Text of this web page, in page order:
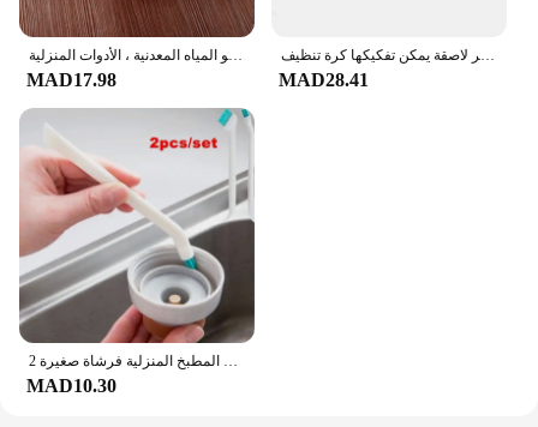
فرشاة تنظيف الزجاجات من الفولاذ المقاوم للصدأ ، فرشاة غسيل الدلو ، موزع المياه ، دلو المياه المعدنية ، الأدوات المنزلية
MAD17.98
كرة أسلاك الفولاذ غير لاصقة يمكن تفكيكها كرة تنظيف PET مغسولة ولا تسبب ضررًا وعاء تنظيف قوي فرشاة أداة المطبخ الجديدة
MAD28.41
2 قطعة/المجموعة تنظيف فرشاة ضيقة مقبض طويل المحمولة الفجوة زجاجة الطفل الفجوة تنظيف فرشاة أداة المطبخ المنزلية فرشاة صغيرة
MAD10.30